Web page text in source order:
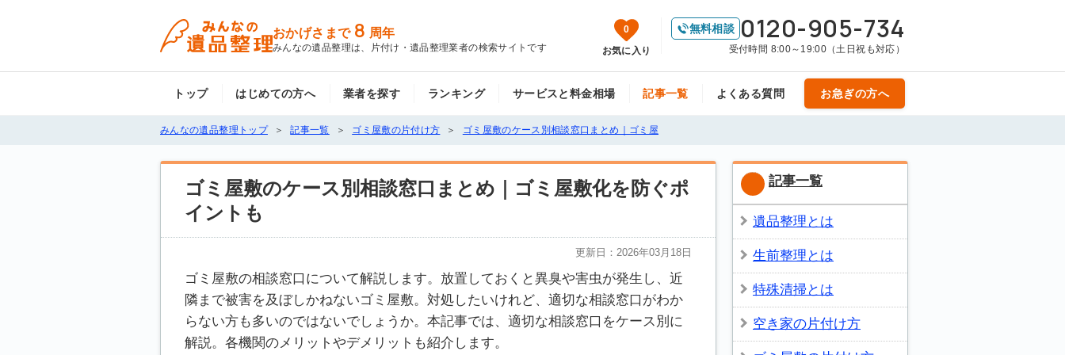
おかげさまで 8 周年
みんなの遺品整理は、片付け・遺品整理業者の検索サイトです
0
お気に入り
無料相談 0120-905-734
受付時間 8:00～19:00（土日祝も対応）
トップ はじめての方へ 業者を探す ランキング サービスと料金相場 記事一覧 よくある質問 お急ぎの方へ
みんなの遺品整理トップ 記事一覧 ゴミ屋敷の片付け方 ゴミ屋敷のケース別相談窓口まとめ｜ゴミ屋
ゴミ屋敷のケース別相談窓口まとめ｜ゴミ屋敷化を防ぐポ
イントも
更新日： 2026年03月18日
ゴミ屋敷の相談窓口について解説します。放置しておくと異臭や害虫が発生し、近
隣まで被害を及ぼしかねないゴミ屋敷。対処したいけれど、適切な相談窓口がわか
らない方も多いのではないでしょうか。本記事では、適切な相談窓口をケース別に
解説。各機関のメリットやデメリットも紹介します。
記事一覧
遺品整理とは
生前整理とは
特殊清掃とは
空き家の片付け方